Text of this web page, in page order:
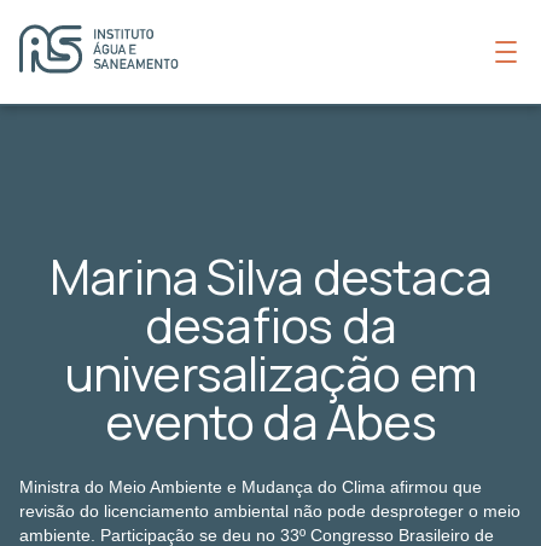
Marina Silva destaca
desafios da
universalização em
evento da Abes
Ministra do Meio Ambiente e Mudança do Clima afirmou que
revisão do licenciamento ambiental não pode desproteger o meio
ambiente. Participação se deu no 33º Congresso Brasileiro de